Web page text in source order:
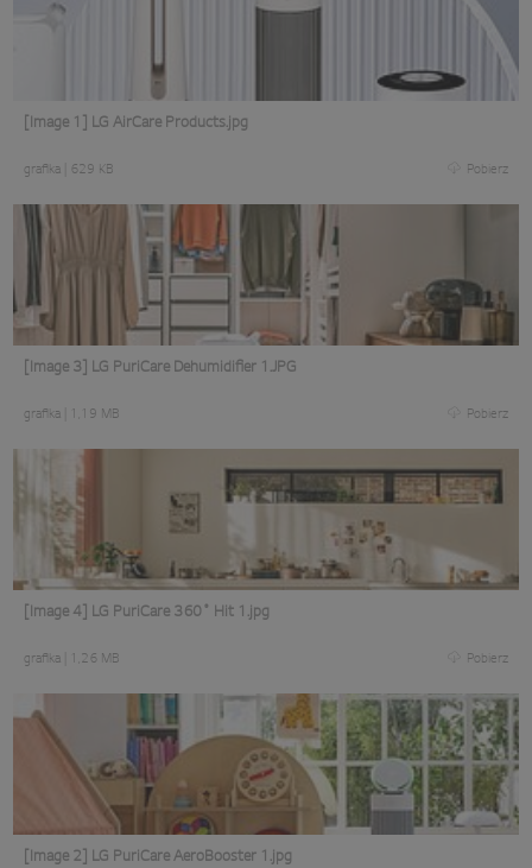
[Image 1] LG AirCare Products.jpg
grafika 629 KB Pobierz
[Image 3] LG PuriCare Dehumidifier 1.JPG
grafika 1,19 MB Pobierz
[Image 4] LG PuriCare 360˚ Hit 1.jpg
grafika 1,26 MB Pobierz
[Image 2] LG PuriCare AeroBooster 1.jpg